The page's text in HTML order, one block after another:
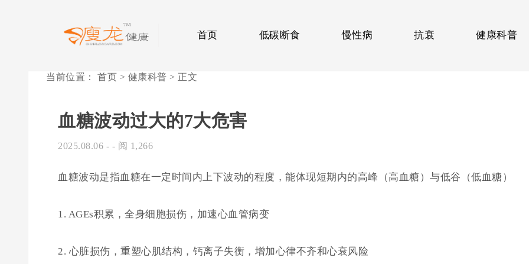
首页 低碳断食 慢性病 抗衰 健康科普
当前位置： 首页 > 健康科普 > 正文
血糖波动过大的7大危害
2025.08.06 - - 阅 1,266
血糖波动是指血糖在一定时间内上下波动的程度，能体现短期内的高峰（高血糖）与低谷（低血糖）
1. AGEs积累，全身细胞损伤，加速心血管病变
2. 心脏损伤，重塑心肌结构，钙离子失衡，增加心律不齐和心衰风险